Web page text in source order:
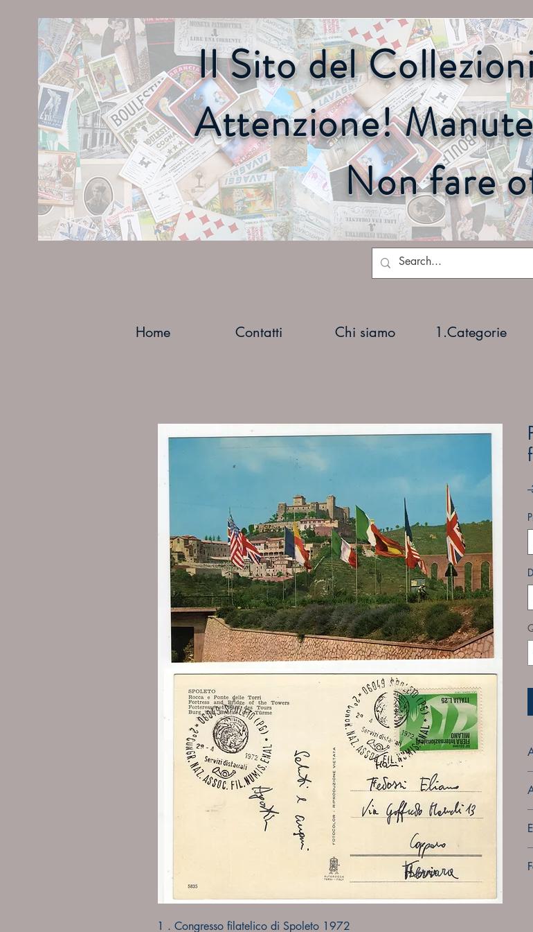
Il Sito del
Attenzione!
Non fare
1 . Congresso filatelico di Spoleto 1972
Home Contatti Chi siamo 1.Categorie